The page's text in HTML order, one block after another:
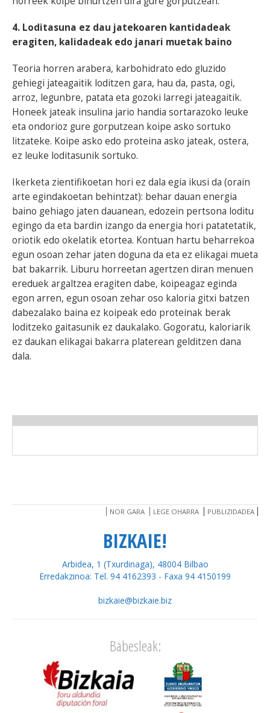
4. Loditasuna ez dau jatekoaren kantidadeak
eragiten, kalidadeak edo janari muetak baino
Teoria horren arabera, karbohidrato edo gluzido
gehiegi jateagaitik loditzen gara, hau da, pasta, ogi,
arroz, legunbre, patata eta gozoki larregi jateagaitik.
Honeek jateak insulina jario handia sortarazoko leuke
eta ondorioz gure gorputzean koipe asko sortuko
litzateke. Koipe asko edo proteina asko jateak, ostera,
ez leuke loditasunik sortuko.
Ikerketa zientifikoetan hori ez dala egia ikusi da (orain
arte egindakoetan behintzat): behar dauan energia
baino gehiago jaten dauanean, edozein pertsona loditu
egingo da eta bardin izango da energia hori patatetatik,
oriotik edo okelatik etortea. Kontuan hartu beharrekoa
egun osoan zehar jaten doguna da eta ez elikagai mueta
bat bakarrik. Liburu horreetan agertzen diran menuen
ereduek argaltzea eragiten dabe, koipeagaz eginda
egon arren, egun osoan zehar oso kaloria gitxi batzen
dabezalako baina ez koipeak edo proteinak berak
loditzeko gaitasunik ez daukalako. Gogoratu, kaloriarik
ez daukan elikagai bakarra platerean gelditzen dana
dala.
NOR GARA LEGE OHARRA PUBLIZIDADEA
BIZKAIE!
Arbidea, 1 (Txurdinaga), 48004 Bilbao
Erredakzinoa: Tel. 94 4162393 - Faxa 94 4150199
bizkaie@bizkaie.biz
Babesleak: